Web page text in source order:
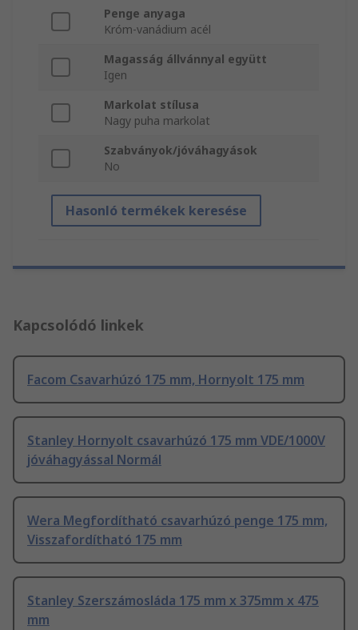
Penge anyaga
Króm-vanádium acél
Magasság állvánnyal együtt
Igen
Markolat stílusa
Nagy puha markolat
Szabványok/jóváhagyások
No
Hasonló termékek keresése
Kapcsolódó linkek
Facom Csavarhúzó 175 mm, Hornyolt 175 mm
Stanley Hornyolt csavarhúzó 175 mm VDE/1000V
jóváhagyással Normál
Wera Megfordítható csavarhúzó penge 175 mm,
Visszafordítható 175 mm
Stanley Szerszámosláda 175 mm x 375mm x 475
mm